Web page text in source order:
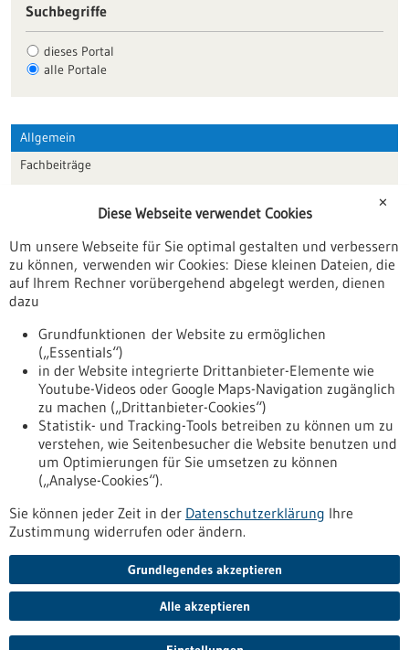
Suchbegriffe
dieses Portal
alle Portale
Allgemein
Fachbeiträge
Veranstaltungen
Erscheinungsdatum
Nach oben
Informiert bleiben
Newsletter abonnieren
✕
Diese Webseite verwendet Cookies
Um unsere Webseite für Sie optimal gestalten und verbessern
zu können, verwenden wir Cookies: Diese kleinen Dateien, die
auf Ihrem Rechner vorübergehend abgelegt werden, dienen
dazu
Grundfunktionen der Website zu ermöglichen
(„Essentials“)
in der Website integrierte Drittanbieter-Elemente wie
Youtube-Videos oder Google Maps-Navigation zugänglich
zu machen („Drittanbieter-Cookies“)
Statistik- und Tracking-Tools betreiben zu können um zu
verstehen, wie Seitenbesucher die Website benutzen und
um Optimierungen für Sie umsetzen zu können
(„Analyse-Cookies“).
Sie können jeder Zeit in der Datenschutzerklärung Ihre
Zustimmung widerrufen oder ändern.
Grundlegendes akzeptieren
Alle akzeptieren